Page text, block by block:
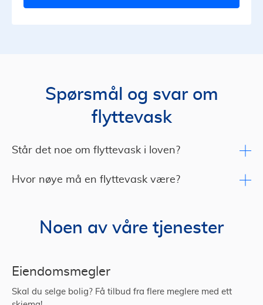
Spørsmål og svar om
flyttevask
Står det noe om flyttevask i loven?
Hvor nøye må en flyttevask være?
Noen av våre tjenester
Eiendomsmegler
Skal du selge bolig? Få tilbud fra flere meglere med ett